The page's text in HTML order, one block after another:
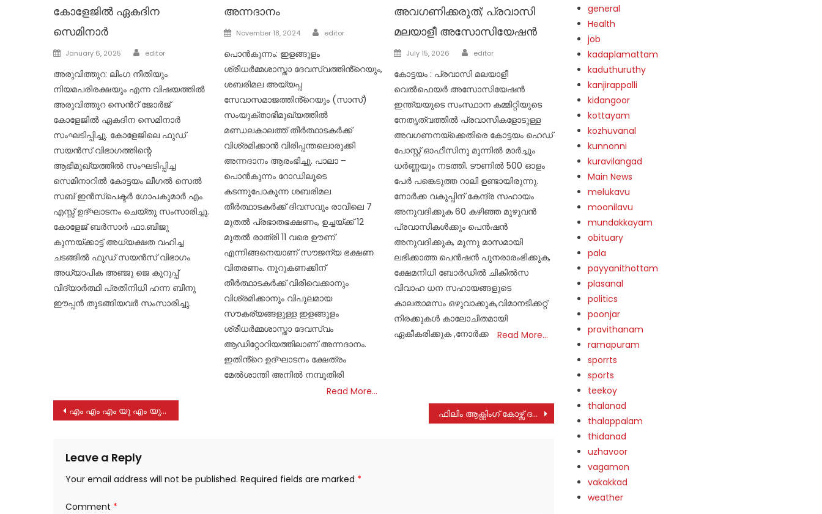
കോളേജിൽ ഏകദിന
സെമിനാർ
Posted
January 6, 2025 Author
editor
അരുവിത്തുറ: ലിംഗ നീതിയും
നിയമപരിരക്ഷയും എന്ന വിഷയത്തിൽ
അരുവിത്തുറ സെൻറ് ജോർജ്
കോളേജിൽ ഏകദിന സെമിനാർ
സംഘടിപ്പിച്ചു. കോളേജിലെ ഫുഡ്
സയൻസ് വിഭാഗത്തിന്റെ
ആഭിമുഖ്യത്തിൽ സംഘടിപ്പിച്ച
സെമിനാറിൽ കോട്ടയം ലീഗൽ സെൽ
സബ് ഇൻസ്പെക്ടർ ഗോപകുമാർ എം
എസ്സ് ഉദ്ഘാടനം ചെയ്തു സംസാരിച്ചു.
കോളേജ് ബർസാർ ഫാ.ബിജു
കുന്നയ്ക്കാട്ട് അധ്യക്ഷത വഹിച്ച
ചടങ്ങിൽ ഫുഡ് സയൻസ് വിഭാഗം
അധ്യാപിക അഞ്ജു ജെ കുറുപ്പ്
വിദ്യാർത്ഥി പ്രതിനിധി ഹന്ന ബിനു
ഈപ്പൻ തുടങ്ങിയവർ സംസാരിച്ചു.
അന്നദാനം
Posted
November 18, 2024 Author
editor
പൊൻകുന്നം: ഇളങ്ങുളം
ശ്രീധർമ്മശാസ്താ ദേവസ്വത്തിൻ്റെയും,
ശബരിമല അയ്യപ്പ
സേവാസമാജത്തിൻ്റെയും (സാസ്)
സംയുക്താഭിമുഖ്യത്തിൽ
മണ്ഡലകാലത്ത് തീർത്ഥാടകർക്ക്
വിശ്രമിക്കാൻ വിരിപ്പന്തലൊരുക്കി
അന്നദാനം ആരംഭിച്ചു. പാലാ –
പൊൻകുന്നം റോഡിലൂടെ
കടന്നുപോകുന്ന ശബരിമല
തീർത്ഥാടകർക്ക് ദിവസവും രാവിലെ 7
മുതൽ പ്രഭാതഭക്ഷണം, ഉച്ചയ്ക്ക് 12
മുതൽ രാത്രി 11 വരെ ഊണ്
എന്നിങ്ങനെയാണ് സൗജന്യ ഭക്ഷണ
വിതരണം. നൂറുകണക്കിന്
തീർത്ഥാടകർക്ക് വിരിവെക്കാനും
വിശ്രമിക്കാനും വിപുലമായ
സൗകര്യങ്ങളുള്ള ഇളങ്ങുളം
ശ്രീധർമ്മശാസ്താ ദേവസ്വം
ആഡിറ്റോറിയത്തിലാണ് അന്നദാനം.
ഇതിൻ്റെ ഉദ്ഘാടനം ക്ഷേത്രം
മേൽശാന്തി അനിൽ നമ്പൂതിരി
Read More…
അവഗണിക്കരുത്; പ്രവാസി
മലയാളീ അസോസിയേഷൻ
Posted
July 15, 2026 Author
editor
കോട്ടയം : പ്രവാസി മലയാളീ
വെൽഫെയർ അസോസിയേഷൻ
ഇന്ത്യയുടെ സംസ്ഥാന കമ്മിറ്റിയുടെ
നേതൃത്വത്തിൽ പ്രവാസികളോടുള്ള
അവഗണനയ്‌ക്കെതിരെ കോട്ടയം ഹെഡ്
പോസ്റ്റ് ഓഫീസിനു മുന്നിൽ മാർച്ചും
ധർണ്ണയും നടത്തി. ടൗണിൽ 500 ഓളം
പേർ പങ്കെടുത്ത റാലി ഉണ്ടായിരുന്നു.
നോർക്ക വകുപ്പിന് കേന്ദ്ര സഹായം
അനുവദിക്കുക 60 കഴിഞ്ഞ മുഴുവൻ
പ്രവാസികൾക്കും പെൻഷൻ
അനുവദിക്കുക, മൂന്നു മാസമായി
ലഭിക്കാത്ത പെൻഷൻ പുനരാരംഭിക്കുക,
ക്ഷേമനിധി ബോർഡിൽ ചികിൽസ
വിവാഹ ധന സഹായങ്ങളുടെ
കാലതാമസം ഒഴുവാക്കുക,വിമാനടിക്കറ്റ്
നിരക്കുകൾ കാലോചിതമായി
ഏകീകരിക്കുക ,നോർക്ക
Read More…
Post
എം എം എം യു എം യു പി സ്കൂൾ കാരക്കാടിൻ്റെ 48 മത് വാർഷികാഘോഷ ദിനത്തോട് അനുബന്ധിച്ചുള്ള “ഫിയസ്റ്റ 2024” നടത്തപ്പെട്ടു ഫിലിം ആക്റ്റിംഗ് കോഴ്സ് ദർശനയിൽ
Leave a Reply
Your email address will not be published. Required fields are marked *
Comment *
general
Health
job
kadaplamattam
kaduthuruthy
kanjirappalli
kidangoor
kottayam
kozhuvanal
kunnonni
kuravilangad
Main News
melukavu
moonilavu
mundakkayam
obituary
pala
payyanithottam
plasanal
politics
poonjar
pravithanam
ramapuram
sporrts
sports
teekoy
thalanad
thalappalam
thidanad
uzhavoor
vagamon
vakakkad
weather